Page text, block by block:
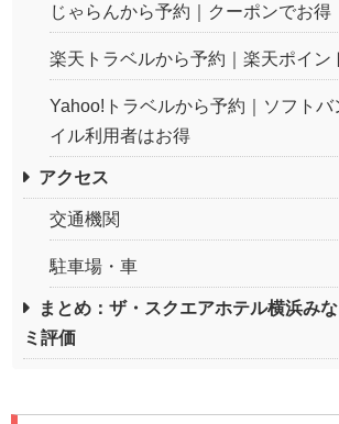
じゃらんから予約｜クーポンでお得
楽天トラベルから予約｜楽天ポイン
Yahoo!トラベルから予約｜ソフト
イル利用者はお得
アクセス
交通機関
駐車場・車
まとめ：ザ・スクエアホテル横浜み
ミ評価